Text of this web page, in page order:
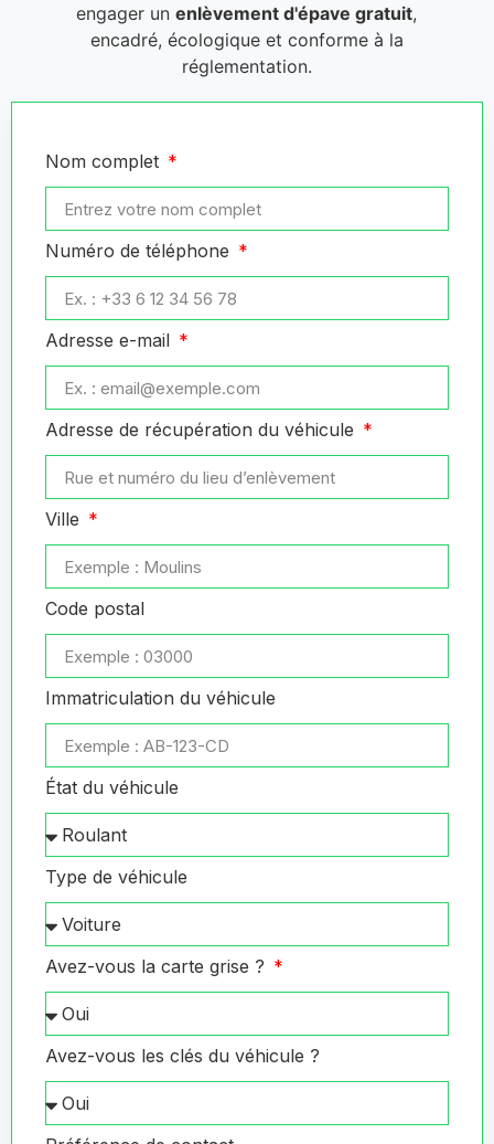
engager unenlèvement d'épave gratuit,
encadré, écologique et conforme à la
réglementation.
Nom complet
Numéro de téléphone
Adresse e-mail
Adresse de récupération du véhicule
Ville
Code postal
Immatriculation du véhicule
État du véhicule
Type de véhicule
Avez-vous la carte grise ?
Avez-vous les clés du véhicule ?